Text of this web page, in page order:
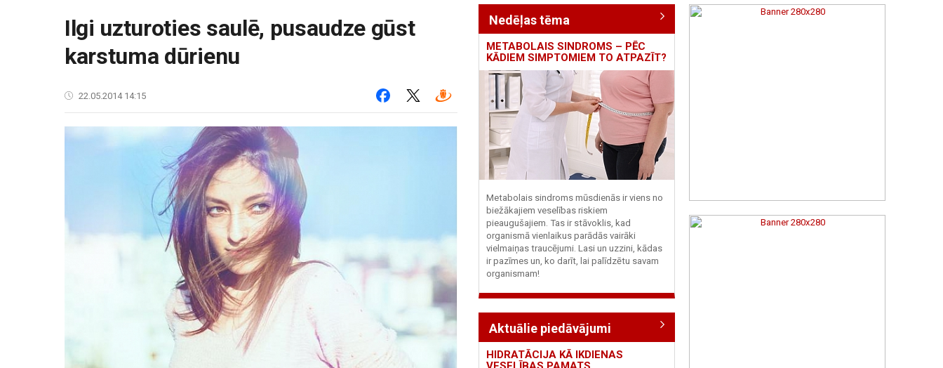
Ilgi uzturoties saulē, pusaudze gūst
karstuma dūrienu
22.05.2014 14:15
Nedēļas tēma
METABOLAIS SINDROMS – PĒC
KĀDIEM SIMPTOMIEM TO ATPAZĪT?
Metabolais sindroms mūsdienās ir viens no
biežākajiem veselības riskiem
pieaugušajiem. Tas ir stāvoklis, kad
organismā vienlaikus parādās vairāki
vielmaiņas traucējumi. Lasi un uzzini, kādas
ir pazīmes un, ko darīt, lai palīdzētu savam
organismam!
Aktuālie piedāvājumi
HIDRATĀCIJA KĀ IKDIENAS